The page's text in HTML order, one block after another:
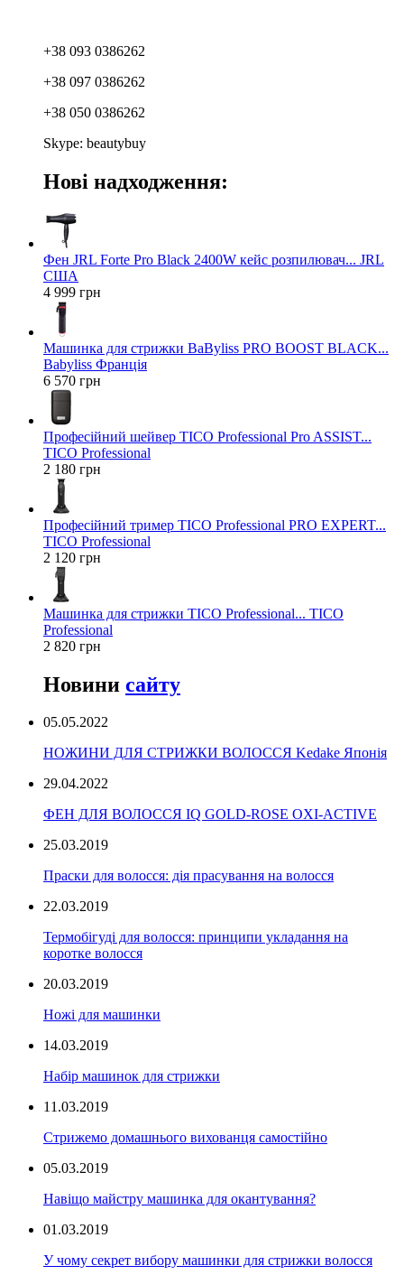
+38 093 0386262
+38 097 0386262
+38 050 0386262
Skype: beautybuy
Нові надходження:
Фен JRL Forte Pro Black 2400W кейс розпилювач... JRL
США
4 999 грн
Машинка для стрижки BaByliss PRO BOOST BLACK...
Babyliss Франція
6 570 грн
Професійний шейвер TICO Professional Pro ASSIST...
TICO Professional
2 180 грн
Професійний тример TICO Professional PRO EXPERT...
TICO Professional
2 120 грн
Машинка для стрижки TICO Professional... TICO
Professional
2 820 грн
Новини сайту
05.05.2022
НОЖИНИ ДЛЯ СТРИЖКИ ВОЛОССЯ Kedake Японія
29.04.2022
ФЕН ДЛЯ ВОЛОССЯ IQ GOLD-ROSE OXI-ACTIVE
25.03.2019
Праски для волосся: дія прасування на волосся
22.03.2019
Термобігуді для волосся: принципи укладання на
коротке волосся
20.03.2019
Ножі для машинки
14.03.2019
Набір машинок для стрижки
11.03.2019
Стрижемо домашнього вихованця самостійно
05.03.2019
Навіщо майстру машинка для окантування?
01.03.2019
У чому секрет вибору машинки для стрижки волосся